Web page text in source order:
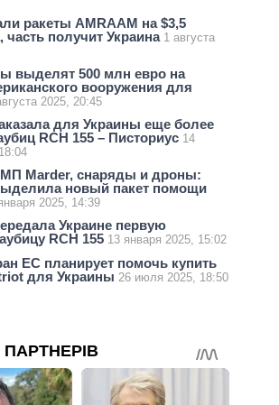
ракеты AMRAAM на $3,5
получит Украина 1 августа
выделят 500 млн евро на
вооружения для
2025, 20:45
для Украины еще более
RCH 155 – Писториус 14
Marder, снаряды и дроны:
новый пакет помощи
2025, 14:39
Украине первую
RCH 155 13 января 2025, 15:02
ЕС планирует помочь купить
для Украины 26 июля 2025, 18:50